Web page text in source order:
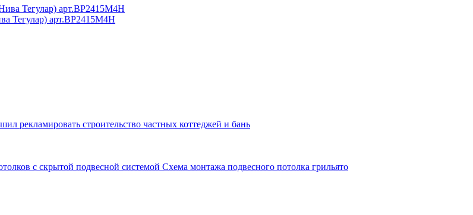
Тегулар) арт.BP2415M4H
рекламировать строительство частных коттеджей и бань
с скрытой подвесной системой Схема монтажа подвесного потолка грильято